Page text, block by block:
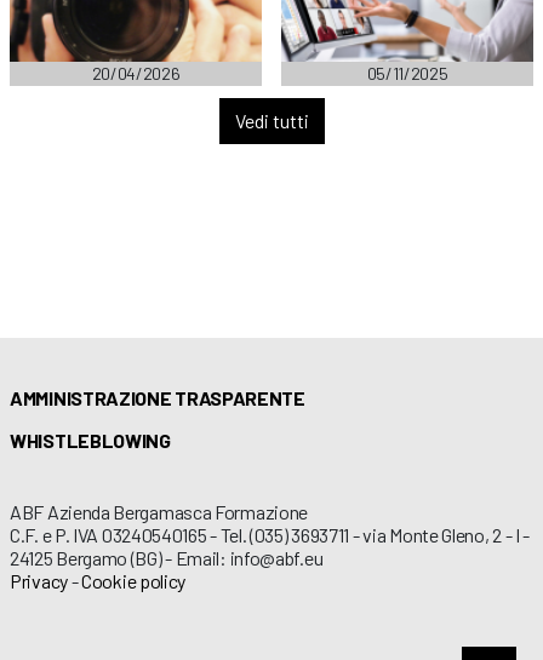
20/04/2026 05/11/2025
Vedi tutti
AMMINISTRAZIONE TRASPARENTE
WHISTLEBLOWING
ABF Azienda Bergamasca Formazione
C.F. e P. IVA 03240540165 - Tel. (035) 3693711 - via Monte Gleno, 2 - I -
24125 Bergamo (BG) - Email: info@abf.eu
Privacy-Cookie policy